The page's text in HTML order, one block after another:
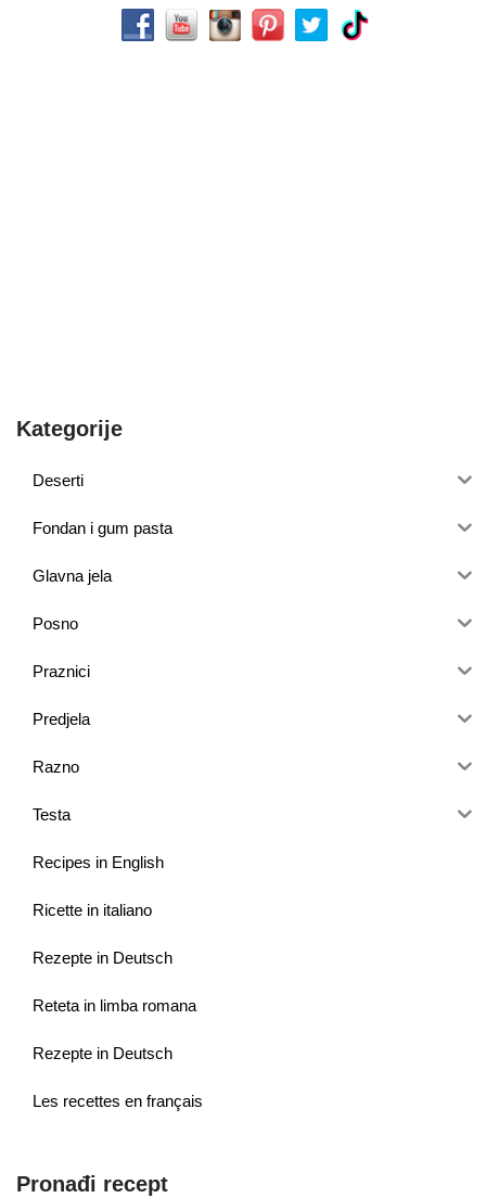
Kategorije
Deserti
Fondan i gum pasta
Glavna jela
Posno
Praznici
Predjela
Razno
Testa
Recipes in English
Ricette in italiano
Rezepte in Deutsch
Reteta in limba romana
Rezepte in Deutsch
Les recettes en français
Pronađi recept